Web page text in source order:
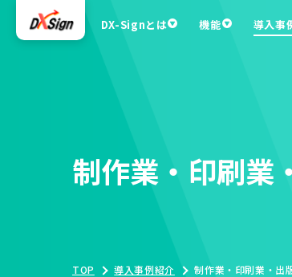
DX-Signとは 機能 導入事
制作業・印刷業
TOP 導入事例紹介 制作業・印刷業・出